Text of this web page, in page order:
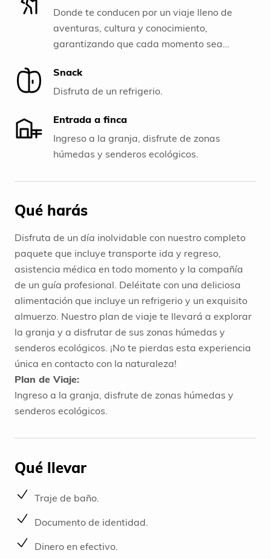
Donde te conducen por un viaje lleno de
aventuras, cultura y conocimiento,
garantizando que cada momento sea
Snack
Disfruta de un refrigerio.
Entrada a finca
Ingreso a la granja, disfrute de zonas
húmedas y senderos ecológicos.
Qué harás
Disfruta de un día inolvidable con nuestro completo
paquete que incluye transporte ida y regreso,
asistencia médica en todo momento y la compañía
de un guía profesional. Deléitate con una deliciosa
alimentación que incluye un refrigerio y un exquisito
almuerzo. Nuestro plan de viaje te llevará a explorar
la granja y a disfrutar de sus zonas húmedas y
senderos ecológicos. ¡No te pierdas esta experiencia
única en contacto con la naturaleza!
Plan de Viaje:
Ingreso a la granja, disfrute de zonas húmedas y
senderos ecológicos.
Qué llevar
Traje de baño.
Documento de identidad.
Dinero en efectivo.